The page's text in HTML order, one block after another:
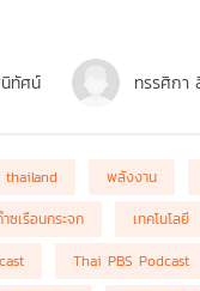
ทัศน์ ทรรศิกา
thailand พลังงาน
ซเรือนกระจก เทคโนโลยี
Thai PBS Podcast